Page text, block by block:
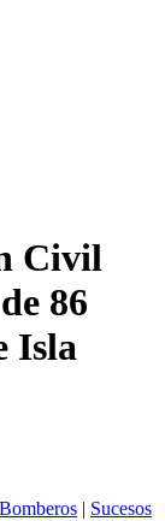
Civil
86
Isla
Bomberos | Sucesos